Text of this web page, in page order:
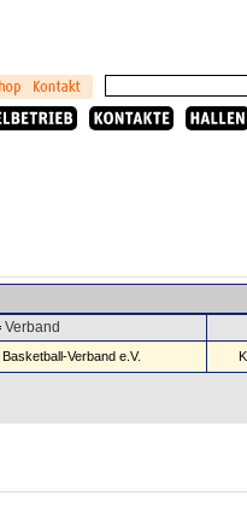
Verband
Verband e.V.